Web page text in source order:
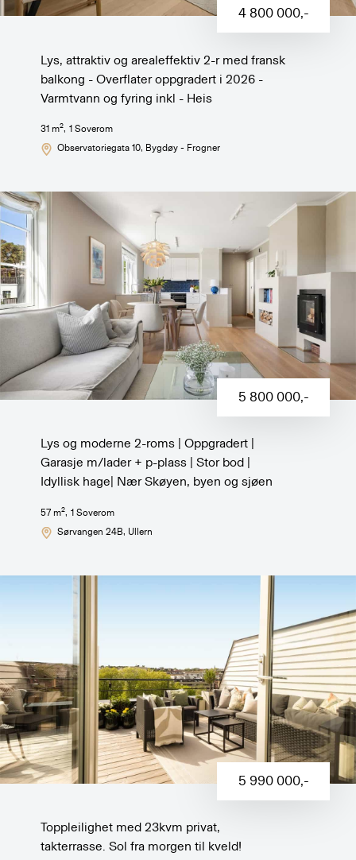
4 800 000,-
Lys, attraktiv og arealeffektiv 2-r med fransk
balkong - Overflater oppgradert i 2026 -
Varmtvann og fyring inkl - Heis
31 m2, 1 Soverom
Observatoriegata 10, Bygdøy - Frogner
5 800 000,-
Lys og moderne 2-roms | Oppgradert |
Garasje m/lader + p-plass | Stor bod |
Idyllisk hage| Nær Skøyen, byen og sjøen
57 m2, 1 Soverom
Sørvangen 24B, Ullern
5 990 000,-
Toppleilighet med 23kvm privat,
takterrasse. Sol fra morgen til kveld!